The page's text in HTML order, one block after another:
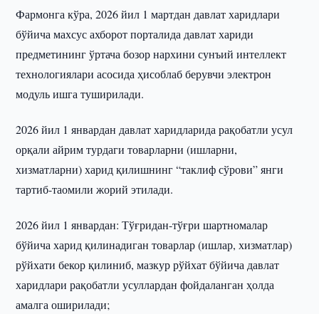
Фармонга кўра, 2026 йил 1 мартдан давлат харидлари
бўйича махсус ахборот порталида давлат хариди
предметининг ўртача бозор нархини сунъий интеллект
технологиялари асосида ҳисоблаб берувчи электрон
модуль ишга туширилади.
2026 йил 1 январдан давлат харидларида рақобатли усул
орқали айрим турдаги товарларни (ишларни,
хизматларни) харид қилишнинг “таклиф сўрови” янги
тартиб-таомили жорий этилади.
2026 йил 1 январдан: Тўғридан-тўғри шартномалар
бўйича харид қилинадиган товарлар (ишлар, хизматлар)
рўйхати бекор қилиниб, мазкур рўйхат бўйича давлат
харидлари рақобатли усуллардан фойдаланган ҳолда
амалга оширилади;